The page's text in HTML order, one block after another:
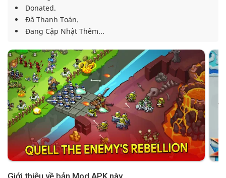
Donated.
Đã Thanh Toán.
Đang Cập Nhật Thêm...